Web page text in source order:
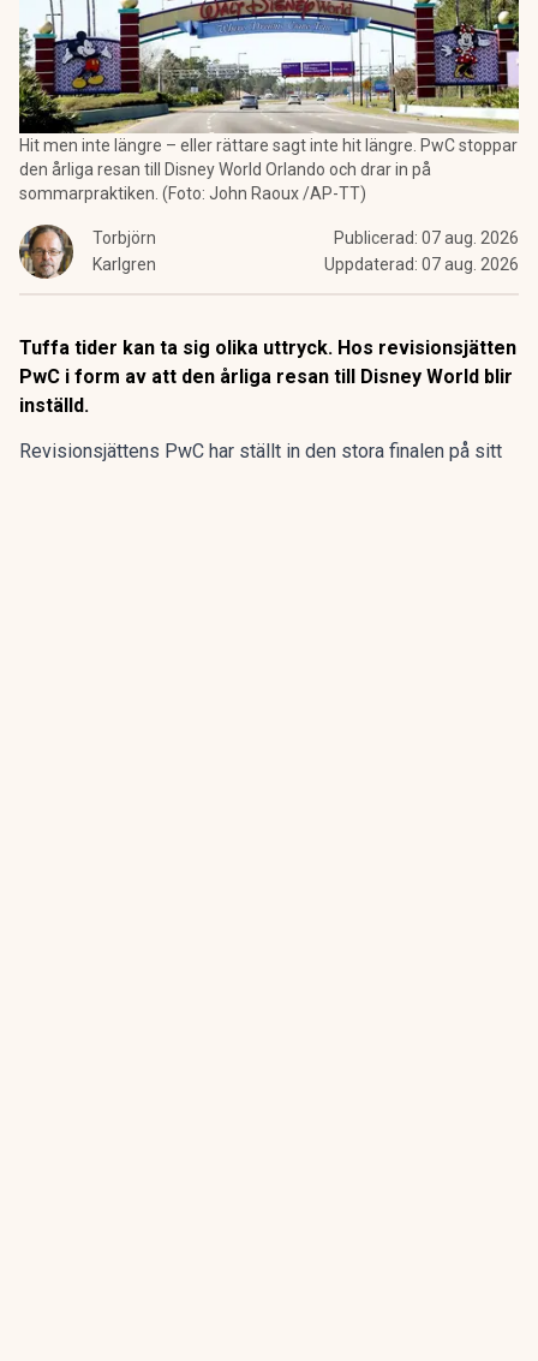
Hit men inte längre – eller rättare sagt inte hit längre. PwC stoppar
den årliga resan till Disney World Orlando och drar in på
sommarpraktiken. (Foto: John Raoux /AP-TT)
Torbjörn
Karlgren
Publicerad: 07 aug. 2026
Uppdaterad: 07 aug. 2026
Tuffa tider kan ta sig olika uttryck. Hos revisionsjätten
PwC i form av att den årliga resan till Disney World blir
inställd.
Revisionsjättens PwC har ställt in den stora finalen på sitt